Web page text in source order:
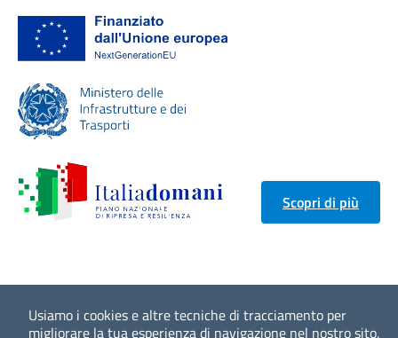
Usiamo i cookies e altre tecniche di tracciamento per
migliorare la tua esperienza di navigazione nel nostro sito,
Scopri di più